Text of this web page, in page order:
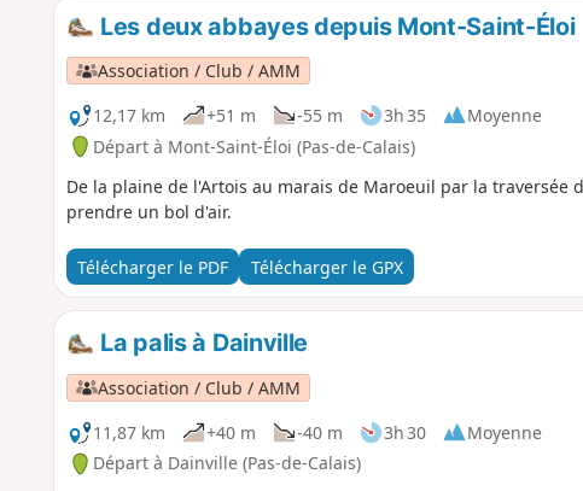
Les deux abbayes depuis Mont-Saint-Éloi
Association / Club / AMM
12,17 km
+51 m -55 m 3h 35
Moyenne
Départ à Mont-Saint-Éloi (Pas-de-Calais)
De la plaine de l'Artois au marais de Maroeuil par la traversée
prendre un bol d'air.
Télécharger le PDF Télécharger le GPX
La palis à Dainville
Association / Club / AMM
11,87 km
+40 m -40 m 3h 30
Moyenne
Départ à Dainville (Pas-de-Calais)